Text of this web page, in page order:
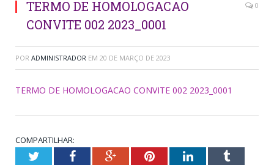
TERMO DE HOMOLOGACAO
CONVITE 002 2023_0001
0
POR ADMINISTRADOR EM 20 DE MARÇO DE 2023
TERMO DE HOMOLOGACAO CONVITE 002 2023_0001
COMPARTILHAR:
TwitterFacebookGoogle+PinterestLinkedInTumblr